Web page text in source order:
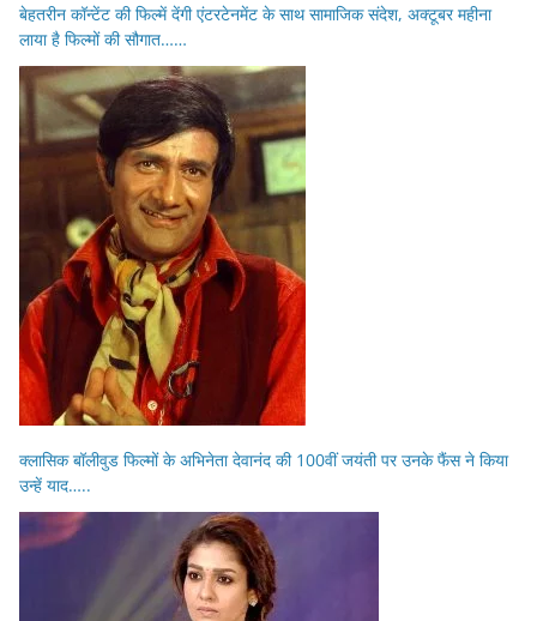
बेहतरीन कॉन्टेंट की फिल्में देंगी एंटरटेनमेंट के साथ सामाजिक संदेश, अक्टूबर महीना
लाया है फिल्मों की सौगात……
क्लासिक बॉलीवुड फिल्मों के अभिनेता देवानंद की 100वीं जयंती पर उनके फैंस ने किया
उन्हें याद…..